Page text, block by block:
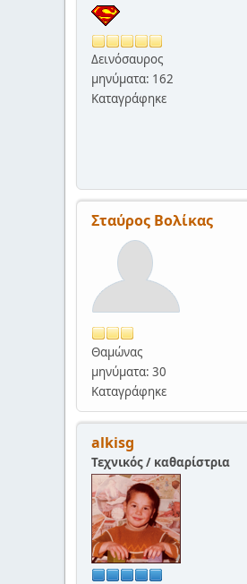
Δεινόσαυρος
μηνύματα: 162
Καταγράφηκε
Σταύρος Βολίκας
Θαμώνας
μηνύματα: 30
Καταγράφηκε
alkisg
Τεχνικός / καθαρίστρια